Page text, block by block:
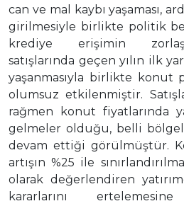
can ve mal kaybı yaşaması,
girilmesiyle birlikte politik
krediye erişimin
satışlarında geçen yılın ilk
yaşanmasıyla birlikte konut
olumsuz etkilenmiştir.
rağmen konut fiyatlarında
gelmeler olduğu, belli
devam ettiği görülmüştür.
artışın %25 ile
olarak değerlendiren
kararlarını